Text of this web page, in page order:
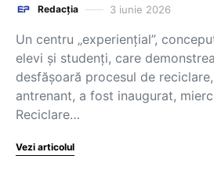
Redacția 3 iunie 2026
Un centru „experienţial”,
elevi şi studenţi, care
desfăşoară procesul de
antrenant, a fost inaugurat,
Reciclare…
Vezi articolul